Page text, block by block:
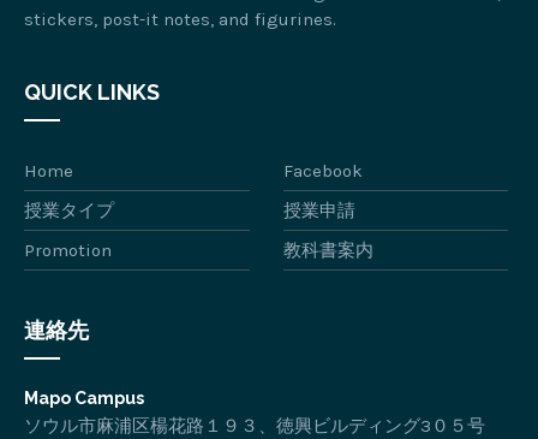
stickers, post-it notes, and figurines.
QUICK LINKS
Home
Facebook
授業タイプ
授業申請
Promotion
教科書案内
連絡先
Mapo Campus
ソウル市麻浦区楊花路１９３、徳興ビルディング3０５号